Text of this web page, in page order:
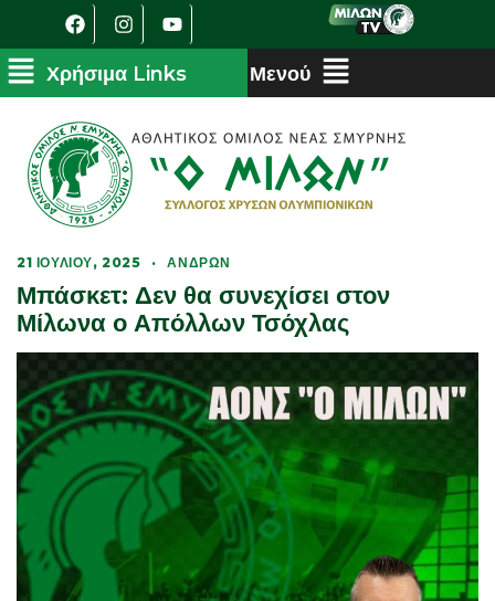
21 ΙΟΥΛΊΟΥ, 2025 · ΑΝΔΡΏΝ
Μπάσκετ: Δεν θα συνεχίσει στον
Μίλωνα ο Απόλλων Τσόχλας